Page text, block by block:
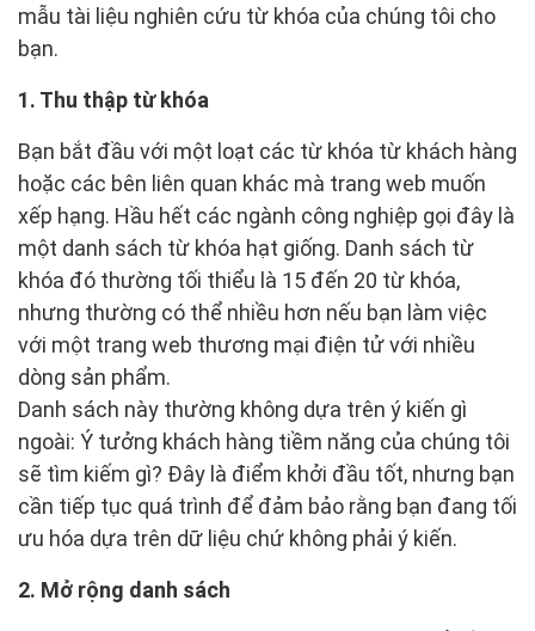
mẫu tài liệu nghiên cứu từ khóa của chúng tôi cho
bạn.
1. Thu thập từ khóa
Bạn bắt đầu với một loạt các từ khóa từ khách hàng
hoặc các bên liên quan khác mà trang web muốn
xếp hạng. Hầu hết các ngành công nghiệp gọi đây là
một danh sách từ khóa hạt giống. Danh sách từ
khóa đó thường tối thiểu là 15 đến 20 từ khóa,
nhưng thường có thể nhiều hơn nếu bạn làm việc
với một trang web thương mại điện tử với nhiều
dòng sản phẩm.
Danh sách này thường không dựa trên ý kiến gì
ngoài: Ý tưởng khách hàng tiềm năng của chúng tôi
sẽ tìm kiếm gì? Đây là điểm khởi đầu tốt, nhưng bạn
cần tiếp tục quá trình để đảm bảo rằng bạn đang tối
ưu hóa dựa trên dữ liệu chứ không phải ý kiến.
2. Mở rộng danh sách